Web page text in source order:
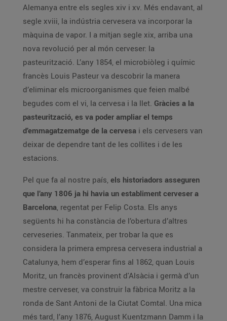
Alemanya entre els segles xiv i xv. Més endavant, al
segle xviii, la indústria cervesera va incorporar la
màquina de vapor. I a mitjan segle xix, arriba una
nova revolució per al món cerveser: la
pasteurització. L’any 1854, el microbiòleg i químic
francès Louis Pasteur va descobrir la manera
d’eliminar els microorganismes que feien malbé
begudes com el vi, la cervesa i la llet. Gràcies a la
pasteurització, es va poder ampliar el temps
d’emmagatzematge de la cervesa i els cervesers van
deixar de dependre tant de les collites i de les
estacions.
Pel que fa al nostre país, els historiadors asseguren
que l’any 1806 ja hi havia un establiment cerveser a
Barcelona, regentat per Felip Costa. Els anys
següents hi ha constància de l’obertura d’altres
cerveseries. Tanmateix, per trobar la que es
considera la primera empresa cervesera industrial a
Catalunya, hem d’esperar fins al 1862, quan Louis
Moritz, un francès provinent d'Alsàcia i germà d’un
mestre cerveser, va construir la fàbrica Moritz a la
ronda de Sant Antoni de la Ciutat Comtal. Una mica
més tard, l’any 1876, August Kuentzmann Damm i la